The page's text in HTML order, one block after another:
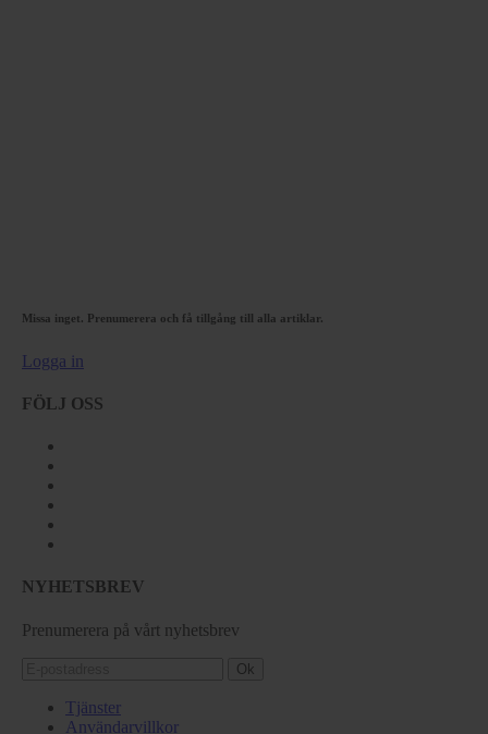
Missa inget. Prenumerera och få tillgång till alla artiklar.
Logga in
FÖLJ OSS
NYHETSBREV
Prenumerera på vårt nyhetsbrev
Ok
Tjänster
Användarvillkor